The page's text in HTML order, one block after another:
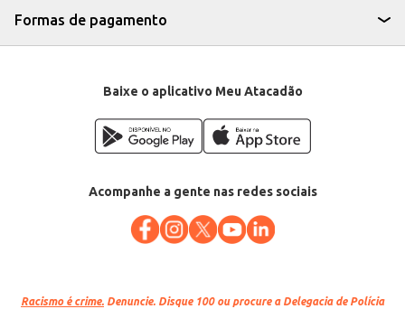
Formas de pagamento
Baixe o aplicativo Meu Atacadão
Acompanhe a gente nas redes sociais
Racismo é crime. Denuncie. Disque 100 ou procure a Delegacia de Polícia